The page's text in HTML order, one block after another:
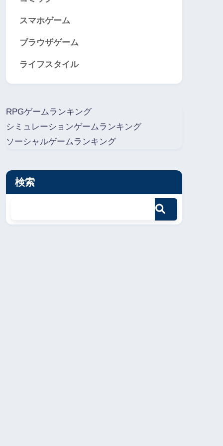
スマホゲーム
ブラウザゲーム
ライフスタイル
RPGゲームランキング
シミュレーションゲームランキング
ソーシャルゲームランキング
検索